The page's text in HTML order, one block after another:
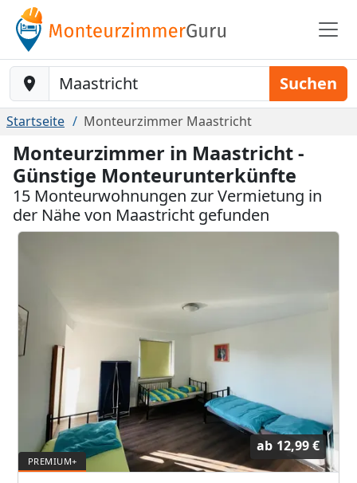
Baustelle-Location Suchen
Startseite Monteurzimmer Maastricht
Monteurzimmer in Maastricht -
Günstige Monteurunterkünfte
15 Monteurwohnungen zur Vermietung in
der Nähe von Maastricht gefunden
ab 12,99 €